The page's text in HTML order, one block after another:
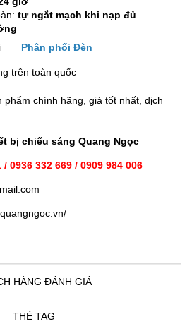
tự ngắt mạch khi nạp đủ
Phân phối Đèn
trên toàn quốc
phẩm chính hãng, giá tốt nhất, dịch
bị chiếu sáng Quang Ngọc
/ 0936 332 669 / 0909 984 006
HÀNG ĐÁNH GIÁ
THẺ TAG